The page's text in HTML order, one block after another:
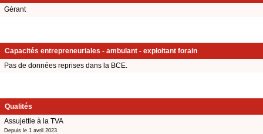
Gérant
Capacités entrepreneuriales - ambulant - exploitant forain
Pas de données reprises dans la BCE.
Qualités
Assujettie à la TVA
Depuis le 1 avril 2023